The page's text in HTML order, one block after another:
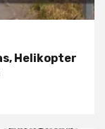
Helikopter